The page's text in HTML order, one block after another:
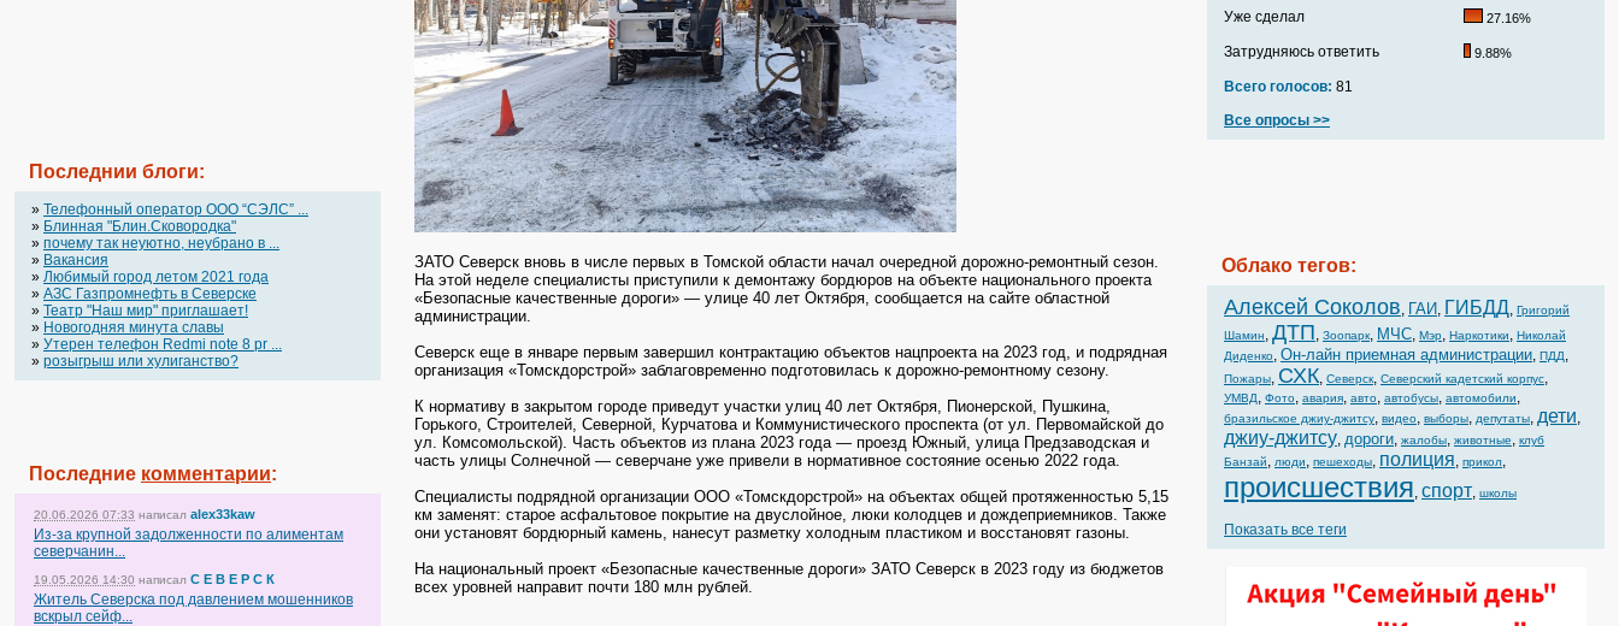
Последнии блоги:
» Телефонный оператор OOO “СЭЛС” ...
» Блинная "Блин.Сковородка"
» почему так неуютно, неубрано в ...
» Вакансия
» Любимый город летом 2021 года
» АЗС Газпромнефть в Северске
» Театр "Наш мир" приглашает!
» Новогодняя минута славы
» Утерен телефон Redmi note 8 pr ...
» розыгрыш или хулиганство?
Последние комментарии:
20.06.2026 07:33 написал alex33kaw
Из-за крупной задолженности по алиментам
северчанин...
19.05.2026 14:30 написал С Е В Е Р С К
Житель Северска под давлением мошенников
вскрыл сейф...
ЗАТО Северск вновь в числе первых в Томской области начал очередной дорожно-ремонтный сезон.
На этой неделе специалисты приступили к демонтажу бордюров на объекте национального проекта
«Безопасные качественные дороги» — улице 40 лет Октября, сообщается насайте областной
администрации.
Северск еще в январе первым завершил контрактацию объектов нацпроекта на 2023 год, и подрядная
организация «Томскдорстрой» заблаговременно подготовилась к дорожно-ремонтному сезону.
К нормативу в закрытом городе приведут участки улиц 40 лет Октября, Пионерской, Пушкина,
Горького, Строителей, Северной, Курчатова и Коммунистического проспекта (от ул. Первомайской до
ул. Комсомольской). Часть объектов из плана 2023 года — проезд Южный, улица Предзаводская и
часть улицы Солнечной — северчане уже привели в нормативное состояние осенью 2022 года.
Специалисты подрядной организации ООО «Томскдорстрой» на объектах общей протяженностью 5,15
км заменят: старое асфальтовое покрытие на двуслойное, люки колодцев и дождеприемников. Также
они установят бордюрный камень, нанесут разметку холодным пластиком и восстановят газоны.
На национальный проект «Безопасные качественные дороги» ЗАТО Северск в 2023 году из бюджетов
всех уровней направит почти 180 млн рублей.
Уже сделал 27.16%
Затрудняюсь ответить 9.88%
Всего голосов: 81
Все опросы >>
Облако тегов:
Алексей Соколов, ГАИ, ГИБДД, Григорий
Шамин, ДТП, Зоопарк, МЧС, Мэр, Наркотики, Николай
Диденко, Он-лайн приемная администрации, ПДД,
Пожары, СХК, Северск, Северский кадетский корпус,
УМВД, Фото, авария, авто, автобусы, автомобили,
бразильское джиу-джитсу, видео, выборы, депутаты, дети,
джиу-джитсу, дороги, жалобы, животные, клуб
Банзай, люди, пешеходы, полиция, прикол,
происшествия, спорт, школы
Показать все теги